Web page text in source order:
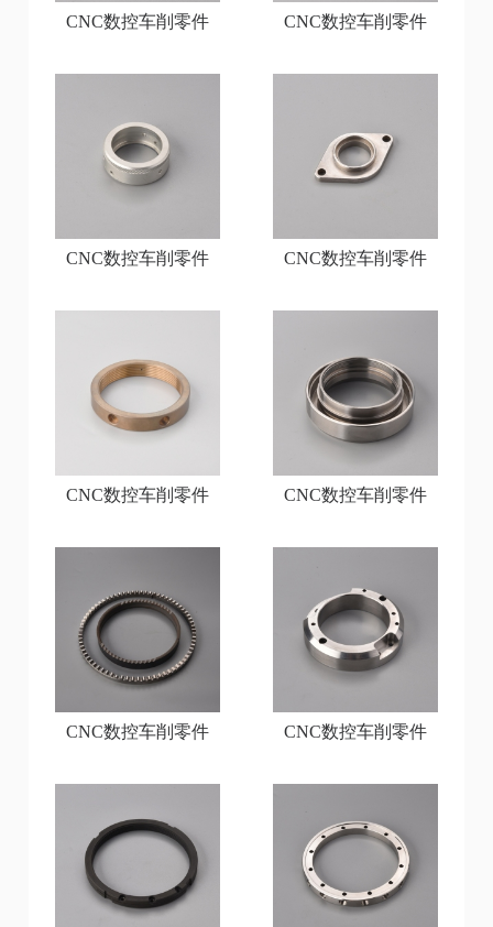
CNC数控车削零件 CNC数控车削零件
CNC数控车削零件 CNC数控车削零件
CNC数控车削零件 CNC数控车削零件
CNC数控车削零件 CNC数控车削零件